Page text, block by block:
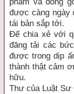
được càng ngày
tái bản sắp tới.
Để chia xẻ với
đăng tải các
được trong dịp
thành thật cảm
hữu.
Thư của Luật Sư